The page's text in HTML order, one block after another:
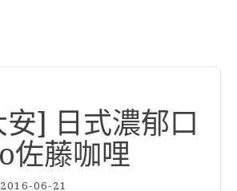
安] 日式濃郁口
佐藤咖哩
2016-06-21